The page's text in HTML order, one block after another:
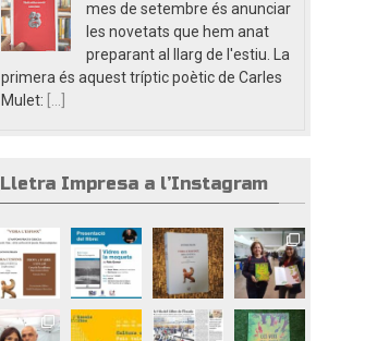
mes de setembre és anunciar
les novetats que hem anat
preparant al llarg de l'estiu. La
primera és aquest tríptic poètic de Carles
Mulet:
Lletra Impresa a l’Instagram